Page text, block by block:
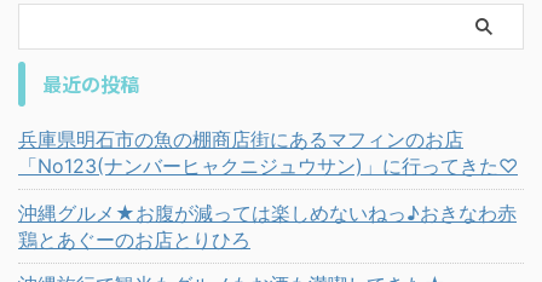
最近の投稿
兵庫県明石市の魚の棚商店街にあるマフィンのお店
「No123(ナンバーヒャクニジュウサン)」に行ってきた♡
沖縄グルメ★お腹が減っては楽しめないねっ♪おきなわ赤
鶏とあぐーのお店とりひろ